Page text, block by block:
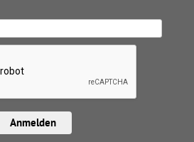
Anmelden